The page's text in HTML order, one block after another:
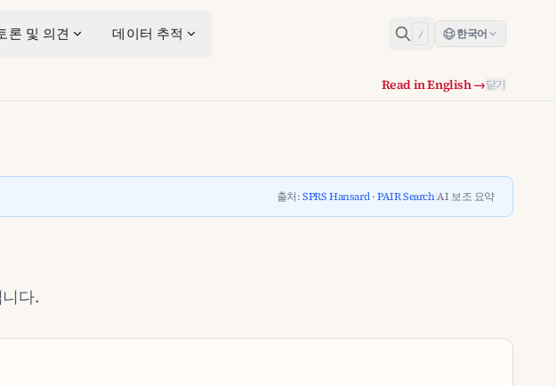
론 및 의견 데이터 추적 / 한국어
Read in English →닫기
출처:SPRS Hansard·PAIR Search|AI 보조 요약
다.